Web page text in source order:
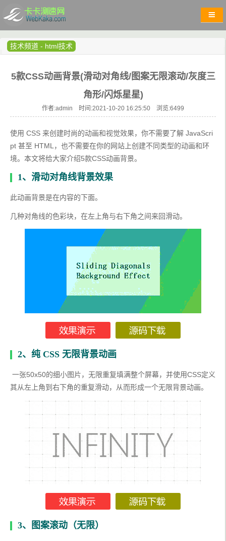
技术频道 - html技术
5款CSS动画背景(滑动对角线/图案无限滚动/灰度三
角形/闪烁星星)
作者:admin 时间:2021-10-20 16:25:50 浏览:6499
使用 CSS 来创建时尚的动画和视觉效果，你不需要了解 JavaScri
pt 甚至 HTML，也不需要在你的网站上创建不同类型的动画和环
境。本文将给大家介绍5款CSS动画背景。
1、滑动对角线背景效果
此动画背景是在内容的下面。
几种对角线的色彩块，在左上角与右下角之间来回滑动。
2、纯 CSS 无限背景动画
一张50x50的细小图片，无限重复填满整个屏幕，并使用CSS定义
其从左上角到右下角的重复滑动，从而形成一个无限背景动画。
3、图案滚动（无限）